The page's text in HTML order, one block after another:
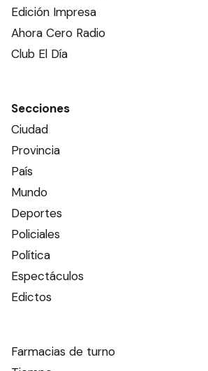
Edición Impresa
Ahora Cero Radio
Club El Día
Secciones
Ciudad
Provincia
País
Mundo
Deportes
Policiales
Política
Espectáculos
Edictos
Farmacias de turno